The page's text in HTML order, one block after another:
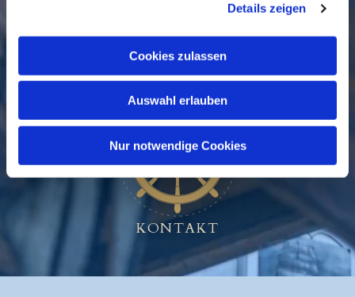
Details zeigen
Cookies zulassen
Auswahl erlauben
Nur notwendige Cookies
GEMEINDE BESUCHEN
KONTAKT